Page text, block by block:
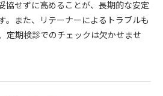
協せずに高めることが、長期的な安定
。また、リテーナーによるトラブルも
定期検診でのチェックは欠かせませ